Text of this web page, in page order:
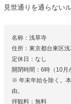
見世通りを通らない
名称：浅草寺
住所：東京都台東区浅
定休日：なし
開閉時間：6時（10
※ 年末年始を除く。
由。
拝観料：無料